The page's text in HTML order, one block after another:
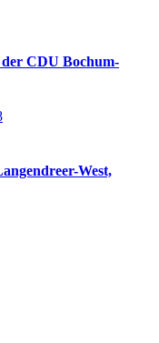
CDU Bochum-
West,